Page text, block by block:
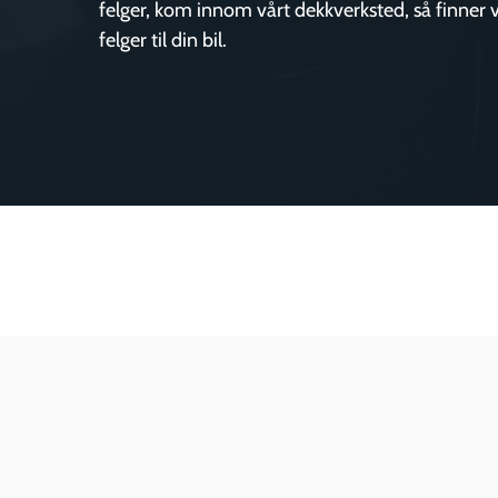
felger, kom innom vårt dekkverksted, så finner
felger til din bil.